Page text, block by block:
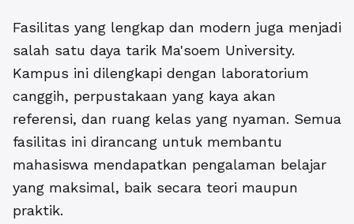
Fasilitas yang lengkap dan modern juga menjadi
salah satu daya tarik Ma'soem University.
Kampus ini dilengkapi dengan laboratorium
canggih, perpustakaan yang kaya akan
referensi, dan ruang kelas yang nyaman. Semua
fasilitas ini dirancang untuk membantu
mahasiswa mendapatkan pengalaman belajar
yang maksimal, baik secara teori maupun
praktik.